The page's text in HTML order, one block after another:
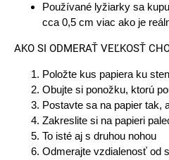
Používané lyžiarky sa
cca 0,5 cm viac ako je
AKO SI ODMERAŤ VEĽKOSŤ
Položte kus papiera ku
Obujte si ponožku, ktorú
Postavte sa na papier tak,
Zakreslite si na papieri
To isté aj s druhou nohou
Odmerajte vzdialenosť od
e